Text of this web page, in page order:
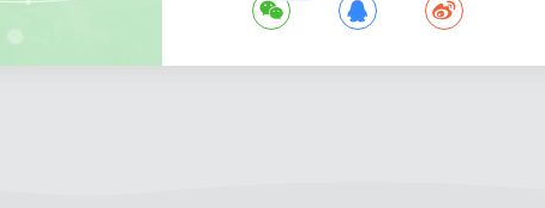
  